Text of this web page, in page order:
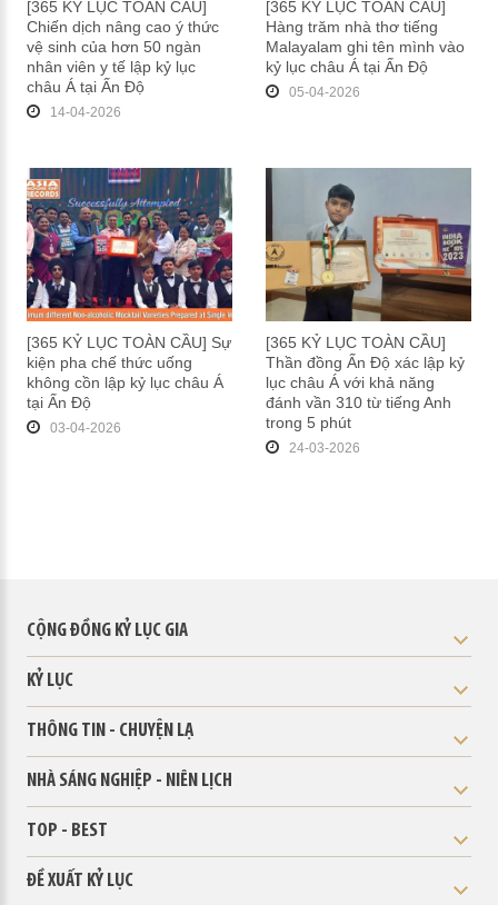
[365 KỶ LỤC TOÀN CẦU]
Chiến dịch nâng cao ý thức
vệ sinh của hơn 50 ngàn
nhân viên y tế lập kỷ lục
châu Á tại Ấn Độ
14-04-2026
[365 KỶ LỤC TOÀN CẦU]
Hàng trăm nhà thơ tiếng
Malayalam ghi tên mình vào
kỷ lục châu Á tại Ấn Độ
05-04-2026
[365 KỶ LỤC TOÀN CẦU] Sự
kiện pha chế thức uống
không cồn lập kỷ lục châu Á
tại Ấn Độ
03-04-2026
[365 KỶ LỤC TOÀN CẦU]
Thần đồng Ấn Độ xác lập kỷ
lục châu Á với khả năng
đánh vần 310 từ tiếng Anh
trong 5 phút
24-03-2026
CỘNG ĐỒNG KỶ LỤC GIA
KỶ LỤC
THÔNG TIN - CHUYỆN LẠ
NHÀ SÁNG NGHIỆP - NIÊN LỊCH
TOP - BEST
ĐỀ XUẤT KỶ LỤC